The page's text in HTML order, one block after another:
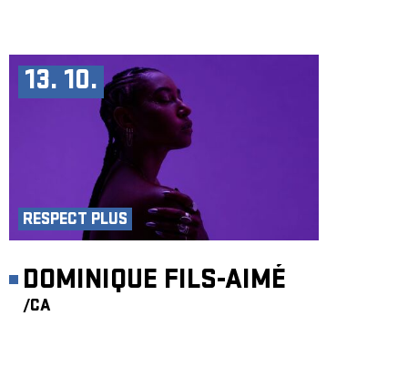
13. 10.
RESPECT PLUS
DOMINIQUE FILS-AIMÉ
/CA